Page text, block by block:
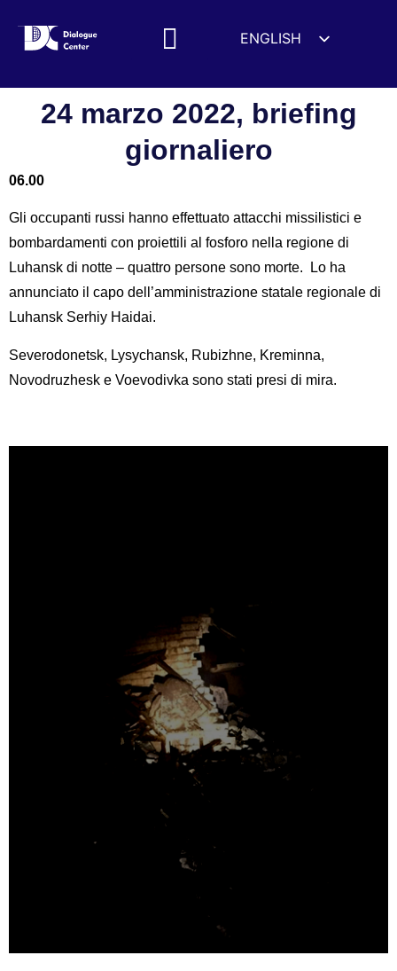
ENGLISH
FRANÇAIS
УКРАЇНСЬКА
हिन्दी
العربية
ITALIANO
24 marzo 2022, briefing
giornaliero
06.00
Gli occupanti russi hanno effettuato attacchi missilistici e
bombardamenti con proiettili al fosforo nella regione di
Luhansk di notte – quattro persone sono morte. Lo ha
annunciato il capo dell’amministrazione statale regionale di
Luhansk Serhiy Haidai.
Severodonetsk, Lysychansk, Rubizhne, Kreminna,
Novodruzhesk e Voevodivka sono stati presi di mira.